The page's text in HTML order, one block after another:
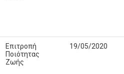
Επιτροπή
Ποιότητας
Ζωής
19/05/2020